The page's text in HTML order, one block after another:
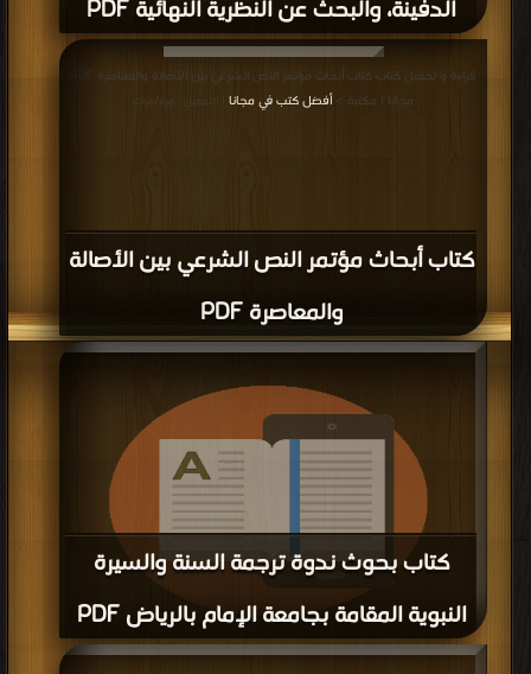
الدفينة، والبحث عن النظرية النهائية PDF
كتاب أبحاث مؤتمر النص الشرعي بين الأصالة
والمعاصرة PDF
مجانا | مكتبة >أفضل كتب في مجانا | التحميل : مرة/مرات
كتاب بحوث ندوة ترجمة السنة والسيرة
النبوية المقامة بجامعة الإمام بالرياض PDF
قراءة و تحميل كتاب كتاب بحوث ندوة ترجمة السنة والسيرة النبوية المقامة بجامعة